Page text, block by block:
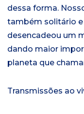
dessa forma.
também solitário e
desencadeou um
dando maior
planeta que
Transmissões ao